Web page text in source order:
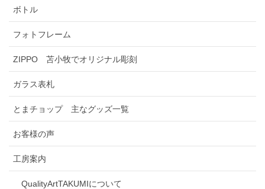
ボトル
フォトフレーム
ZIPPO 苫小牧でオリジナル彫刻
ガラス表札
とまチョップ 主なグッズ一覧
お客様の声
工房案内
QualityArtTAKUMIについて